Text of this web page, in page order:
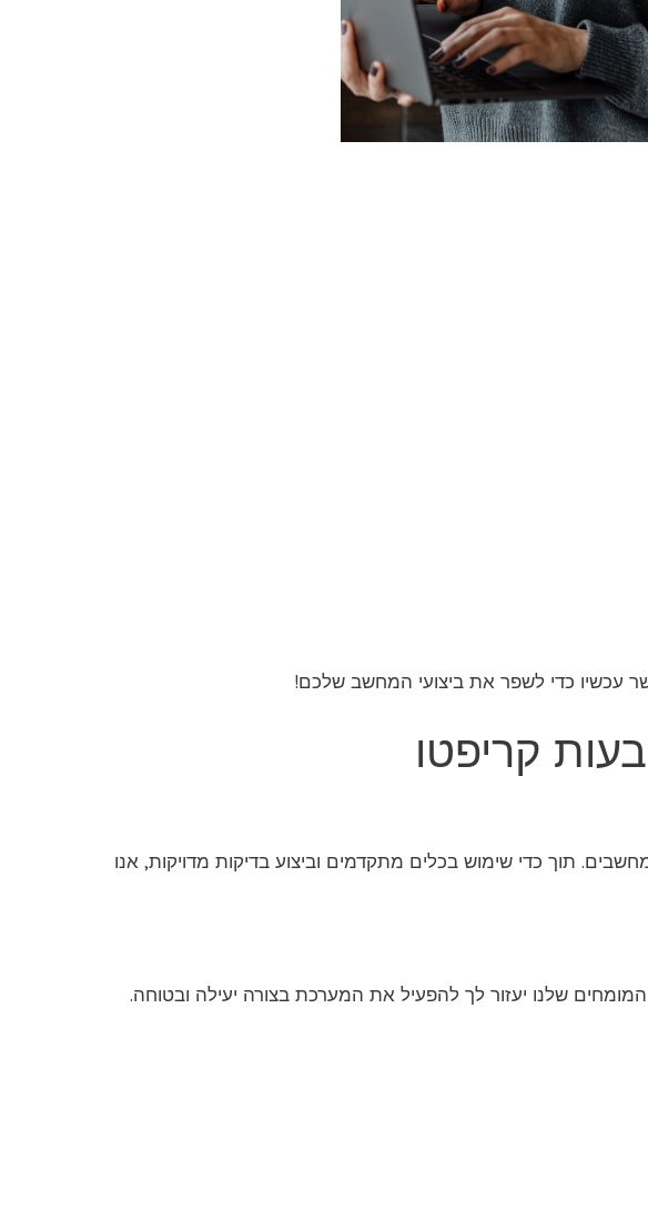
עכשיו כדי לשפר את ביצועי המחשב שלכם!
קריפטו
תוך כדי שימוש בכלים מתקדמים וביצוע בדיקות מדויקות, אנו
שלנו יעזור לך להפעיל את המערכת בצורה יעילה ובטוחה.